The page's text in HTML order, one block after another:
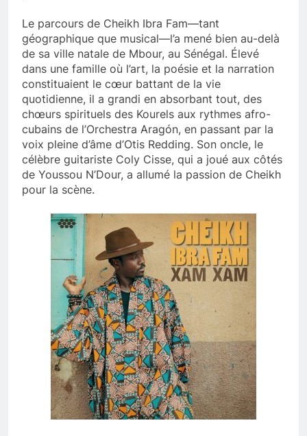
Le parcours de Cheikh Ibra Fam—tant
géographique que musical—l’a mené bien au-delà
de sa ville natale de Mbour, au Sénégal. Élevé
dans une famille où l’art, la poésie et la narration
constituaient le cœur battant de la vie
quotidienne, il a grandi en absorbant tout, des
chœurs spirituels des Kourels aux rythmes afro-
cubains de l’Orchestra Aragón, en passant par la
voix pleine d’âme d’Otis Redding. Son oncle, le
célèbre guitariste Coly Cisse, qui a joué aux côtés
de Youssou N’Dour, a allumé la passion de Cheikh
pour la scène.